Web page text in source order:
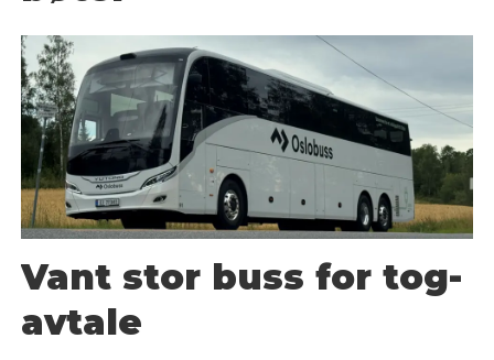
Vant stor buss for tog-
avtale